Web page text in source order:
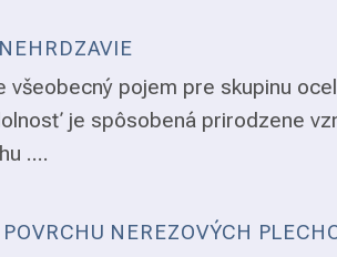
všeobecný pojem pre skupinu
je spôsobená prirodzene
....
NEREZOVÝCH